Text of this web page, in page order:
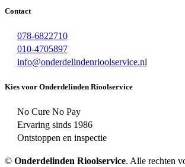
Contact
078-6822710
010-4705897
info@onderdelindenrioolservice.nl
Kies voor Onderdelinden Rioolservice
No Cure No Pay
Ervaring sinds 1986
Ontstoppen en inspectie
© Onderdelinden Rioolservice. Alle rechten